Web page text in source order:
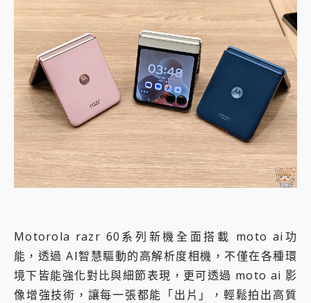
Motorola razr 60系列新機全面搭載 moto ai功
能，透過 AI智慧驅動的高解析度相機，不僅在各種環
境下皆能強化對比與細節表現，更可透過 moto ai 影
像增強技術，讓每一張都能「出片」，輕鬆拍出高質